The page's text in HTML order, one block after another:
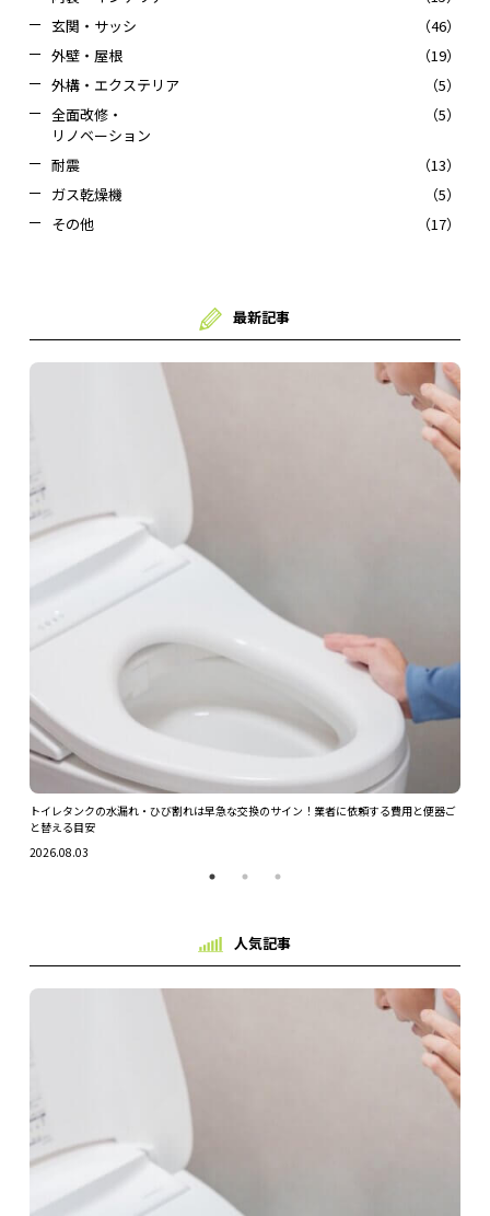
玄関・サッシ
（46）
外壁・屋根
（19）
外構・エクステリア
（5）
全面改修・
リノベーション
（5）
耐震
（13）
ガス乾燥機
（5）
その他
（17）
最新記事
トイレタンクの水漏れ・ひび割れは早急な交換のサイン！業者に依頼する費用と便器ご
と替える目安
2026.08.03
人気記事